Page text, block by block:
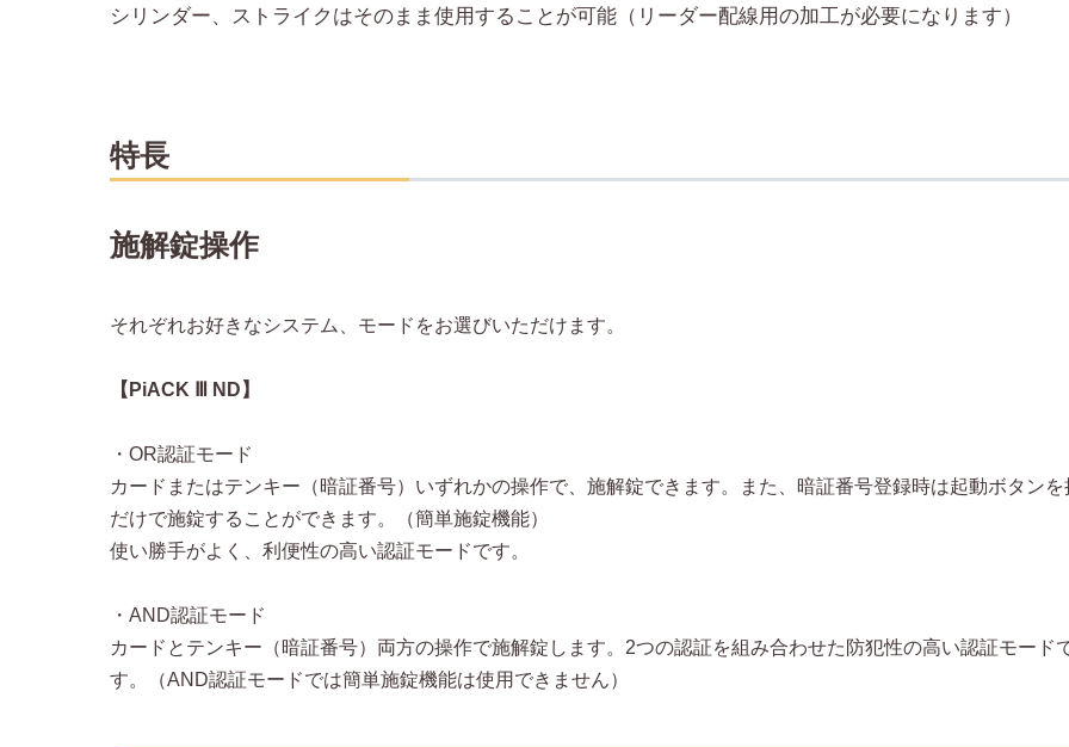
シリンダー、ストライクはそのまま使用することが可能（リーダー配線用の加工が必要になります）
特長
施解錠操作
それぞれお好きなシステム、モードをお選びいただけます。
【PiACK Ⅲ ND】
・OR認証モード
カードまたはテンキー（暗証番号）いずれかの操作で、施解錠できます。また、暗証番号登録時は起動ボタンを
だけで施錠することができます。（簡単施錠機能）
使い勝手がよく、利便性の高い認証モードです。
・AND認証モード
カードとテンキー（暗証番号）両方の操作で施解錠します。2つの認証を組み合わせた防犯性の高い認証モード
す。（AND認証モードでは簡単施錠機能は使用できません）